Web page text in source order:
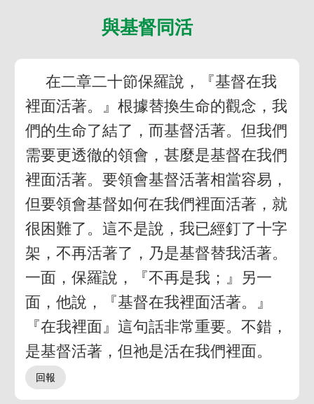
與基督同活
在二章二十節保羅說，『基督在我
裡面活著。』根據替換生命的觀念，我
們的生命了結了，而基督活著。但我們
需要更透徹的領會，甚麼是基督在我們
裡面活著。要領會基督活著相當容易，
但要領會基督如何在我們裡面活著，就
很困難了。這不是說，我已經釘了十字
架，不再活著了，乃是基督替我活著。
一面，保羅說，『不再是我；』另一
面，他說，『基督在我裡面活著。』
『在我裡面』這句話非常重要。不錯，
是基督活著，但祂是活在我們裡面。